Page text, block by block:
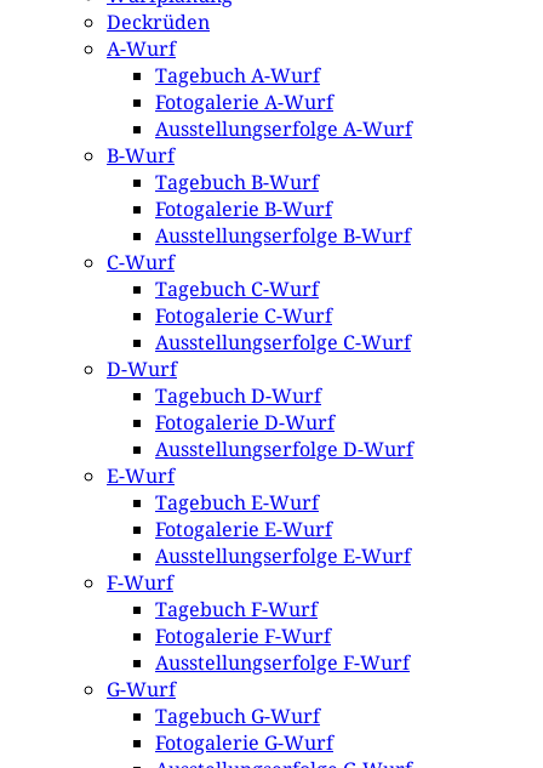
Deckrüden
A-Wurf
Tagebuch A-Wurf
Fotogalerie A-Wurf
Ausstellungserfolge A-Wurf
B-Wurf
Tagebuch B-Wurf
Fotogalerie B-Wurf
Ausstellungserfolge B-Wurf
C-Wurf
Tagebuch C-Wurf
Fotogalerie C-Wurf
Ausstellungserfolge C-Wurf
D-Wurf
Tagebuch D-Wurf
Fotogalerie D-Wurf
Ausstellungserfolge D-Wurf
E-Wurf
Tagebuch E-Wurf
Fotogalerie E-Wurf
Ausstellungserfolge E-Wurf
F-Wurf
Tagebuch F-Wurf
Fotogalerie F-Wurf
Ausstellungserfolge F-Wurf
G-Wurf
Tagebuch G-Wurf
Fotogalerie G-Wurf